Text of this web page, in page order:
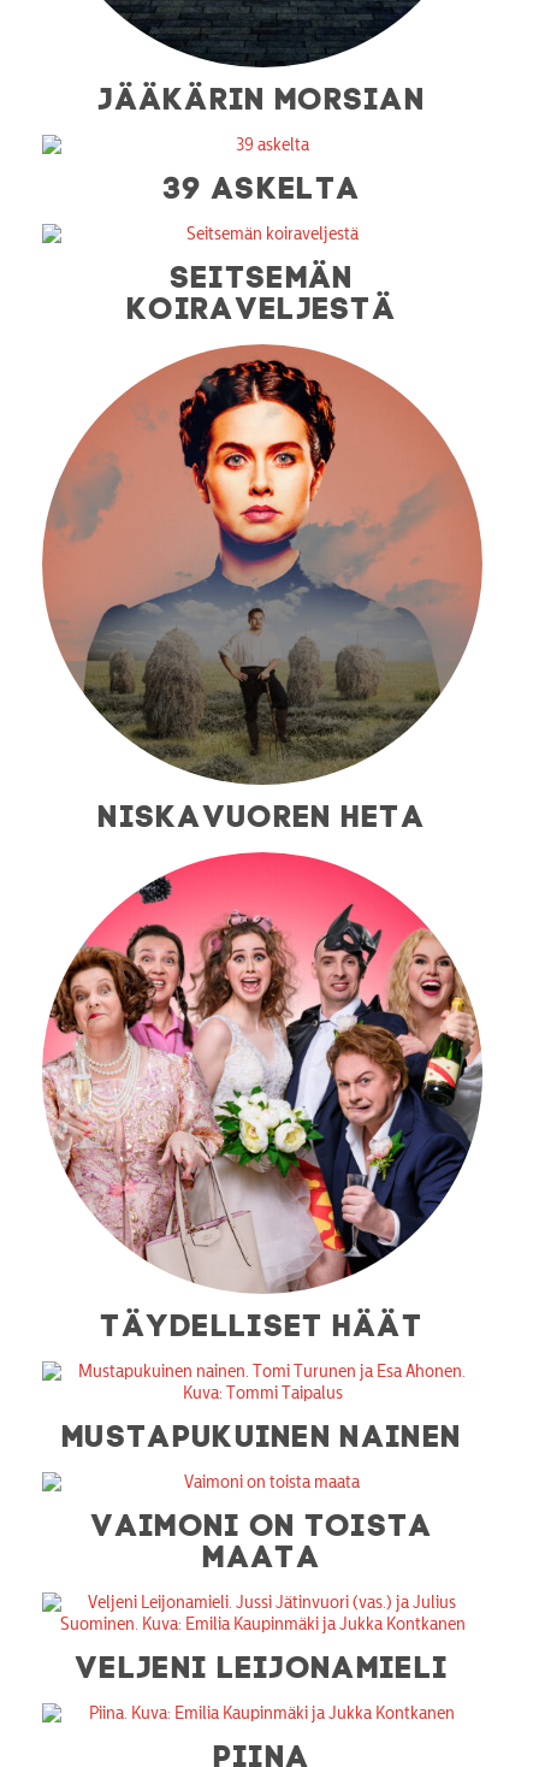
JÄÄKÄRIN MORSIAN
39 ASKELTA
SEITSEMÄN
KOIRAVELJESTÄ
NISKAVUOREN HETA
TÄYDELLISET HÄÄT
MUSTAPUKUINEN NAINEN
VAIMONI ON TOISTA
MAATA
VELJENI LEIJONAMIELI
PIINA